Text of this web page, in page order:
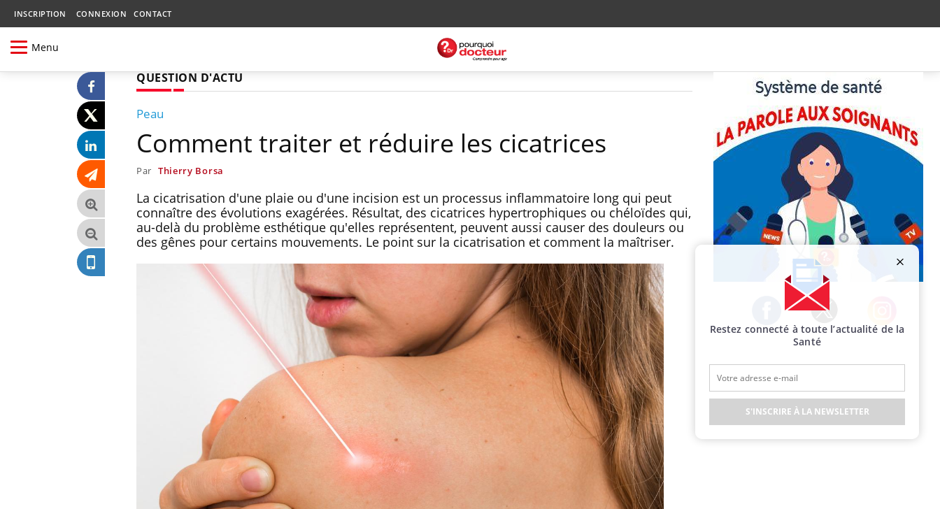
INSCRIPTION CONNEXION CONTACT
Menu
QUESTION D'ACTU
Peau
Comment traiter et réduire les cicatrices
Par Thierry Borsa
La cicatrisation d'une plaie ou d'une incision est un processus inflammatoire long qui peut
connaître des évolutions exagérées. Résultat, des cicatrices hypertrophiques ou chéloïdes qui,
au-delà du problème esthétique qu'elles représentent, peuvent aussi causer des douleurs ou
des gênes pour certains mouvements. Le point sur la cicatrisation et comment la maîtriser.
Facebook Twitter Instagram
Restez connecté à toute l’actualité de la
Santé
S'INSCRIRE À LA NEWSLETTER